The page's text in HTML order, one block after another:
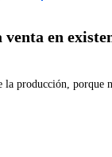
en
producción,